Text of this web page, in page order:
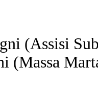
(Assisi
(Massa